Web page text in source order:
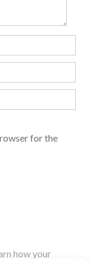
for the
how your